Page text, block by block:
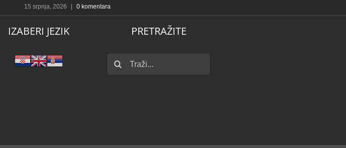
15 srpnja, 2026 0 komentara
IZABERI JEZIK PRETRAŽITE
Traži...